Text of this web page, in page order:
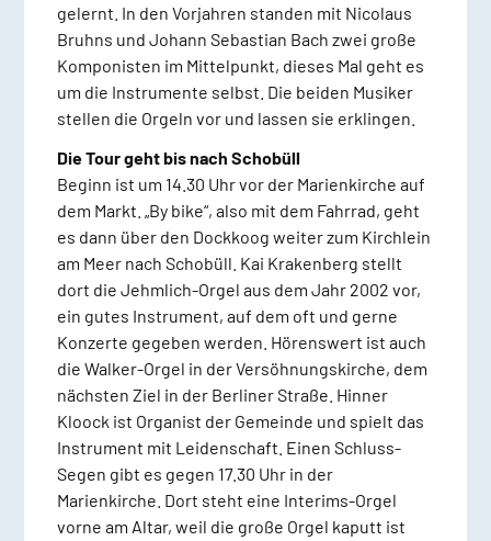
gelernt. In den Vorjahren standen mit Nicolaus
Bruhns und Johann Sebastian Bach zwei große
Komponisten im Mittelpunkt, dieses Mal geht es
um die Instrumente selbst. Die beiden Musiker
stellen die Orgeln vor und lassen sie erklingen.
Die Tour geht bis nach Schobüll
Beginn ist um 14.30 Uhr vor der Marienkirche auf
dem Markt. „By bike“, also mit dem Fahrrad, geht
es dann über den Dockkoog weiter zum Kirchlein
am Meer nach Schobüll. Kai Krakenberg stellt
dort die Jehmlich-Orgel aus dem Jahr 2002 vor,
ein gutes Instrument, auf dem oft und gerne
Konzerte gegeben werden. Hörenswert ist auch
die Walker-Orgel in der Versöhnungskirche, dem
nächsten Ziel in der Berliner Straße. Hinner
Kloock ist Organist der Gemeinde und spielt das
Instrument mit Leidenschaft. Einen Schluss-
Segen gibt es gegen 17.30 Uhr in der
Marienkirche. Dort steht eine Interims-Orgel
vorne am Altar, weil die große Orgel kaputt ist